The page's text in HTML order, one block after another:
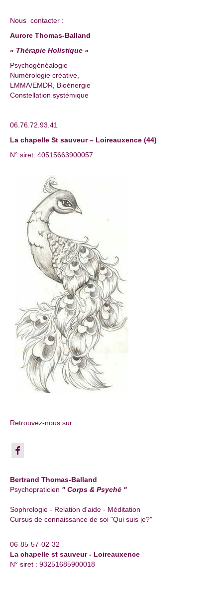
Nous contacter :
Aurore Thomas-Balland
« Thérapie Holistique »
Psychogénéalogie
Numérologie créative,
LMMA/EMDR, Bioénergie
Constellation systémique
06.76.72.93.41
La chapelle St sauveur – Loireauxence (44)
N° siret: 40515663900057
Retrouvez-nous sur :
Bertrand Thomas-Balland
Psychopraticien " Corps & Psyché "
Sophrologie - Relation d'aide - Méditation
Cursus de connaissance de soi "Qui suis je?"
06-85-57-02-32
La chapelle st sauveur - Loireauxence
N° siret : 93251685900018